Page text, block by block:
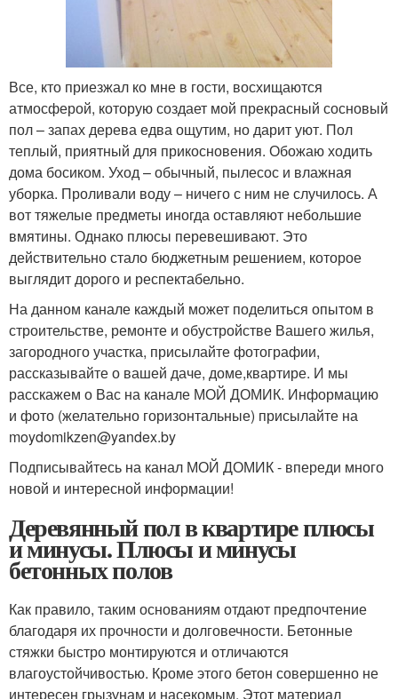
Все, кто приезжал ко мне в гости, восхищаются
атмосферой, которую создает мой прекрасный сосновый
пол – запах дерева едва ощутим, но дарит уют. Пол
теплый, приятный для прикосновения. Обожаю ходить
дома босиком. Уход – обычный, пылесос и влажная
уборка. Проливали воду – ничего с ним не случилось. А
вот тяжелые предметы иногда оставляют небольшие
вмятины. Однако плюсы перевешивают. Это
действительно стало бюджетным решением, которое
выглядит дорого и респектабельно.
На данном канале каждый может поделиться опытом в
строительстве, ремонте и обустройстве Вашего жилья,
загородного участка, присылайте фотографии,
рассказывайте о вашей даче, доме,квартире. И мы
расскажем о Вас на канале МОЙ ДОМИК. Информацию
и фото (желательно горизонтальные) присылайте на
moydomikzen@yandex.by
Подписывайтесь на канал МОЙ ДОМИК - впереди много
новой и интересной информации!
Деревянный пол в квартире плюсы
и минусы. Плюсы и минусы
бетонных полов
Как правило, таким основаниям отдают предпочтение
благодаря их прочности и долговечности. Бетонные
стяжки быстро монтируются и отличаются
влагоустойчивостью. Кроме этого бетон совершенно не
интересен грызунам и насекомым. Этот материал